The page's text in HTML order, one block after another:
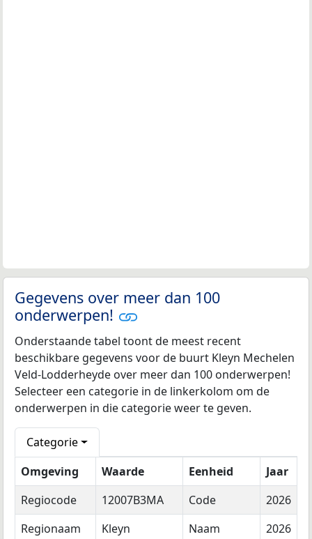
Gegevens over meer dan 100
onderwerpen!
Onderstaande tabel toont de meest recent
beschikbare gegevens voor de buurt Kleyn Mechelen
Veld-Lodderheyde over meer dan 100 onderwerpen!
Selecteer een categorie in de linkerkolom om de
onderwerpen in die categorie weer te geven.
Categorie
Omgeving
Waarde Eenheid
Jaar
Regiocode
12007B3MA Code
2026
Regionaam
Kleyn
Naam 2026